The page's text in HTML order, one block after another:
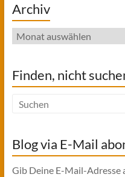
Archiv
Archiv
Finden, nicht
Blog via E-Mail
Gib Deine E-Mail-Adresse